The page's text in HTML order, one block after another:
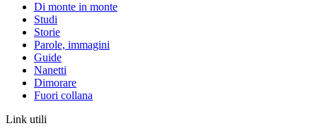
Di monte in monte
Studi
Storie
Parole, immagini
Guide
Nanetti
Dimorare
Fuori collana
Link utili